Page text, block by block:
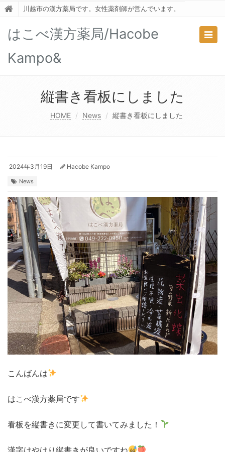
川越市の漢方薬局です。女性薬剤師が営んでいます。
はこべ漢方薬局/Hacobe
Kampo&
縦書き看板にしました
HOME News 縦書き看板にしました
2024年3月19日 Hacobe Kampo
News
こんばんは
はこべ漢方薬局です
看板を縦書きに変更して書いてみました！
漢字はやはり縦書きが良いですね